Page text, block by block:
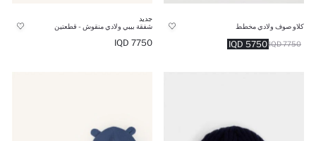
كلاو صوف ولادي مخطط
5750 IQD 7750 IQD
جديد
شفقة بيبي ولادي منقوش - قطعتين
7750 IQD